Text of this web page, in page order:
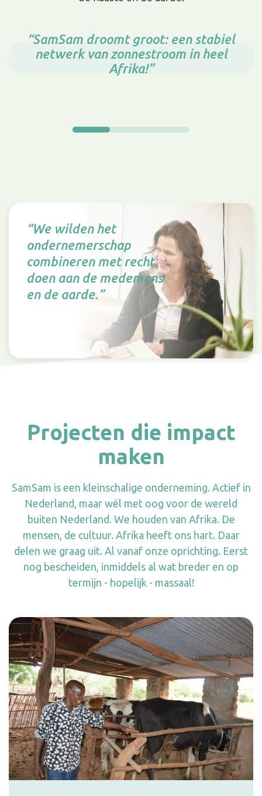
“SamSam droomt groot: een stabiel
netwerk van zonnestroom in heel
Afrika!”
“We wilden het
ondernemerschap
combineren met recht
doen aan de medemens
en de aarde.”
Projecten die impact
maken
SamSam is een kleinschalige onderneming. Actief in
Nederland, maar wél met oog voor de wereld
buiten Nederland. We houden van Afrika. De
mensen, de cultuur. Afrika heeft ons hart. Daar
delen we graag uit. Al vanaf onze oprichting. Eerst
nog bescheiden, inmiddels al wat breder en op
termijn - hopelijk - massaal!